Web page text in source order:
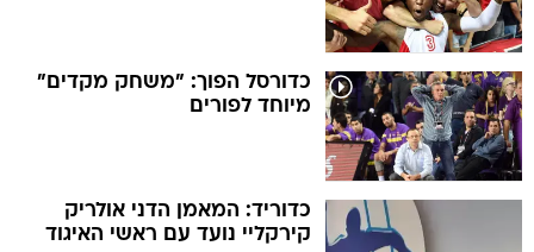
כדורסל הפוך: "משחק מקדים"
מיוחד לפורים
כדוריד: המאמן הדני אולריק
קירקליי נועד עם ראשי האיגוד